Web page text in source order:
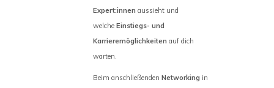
Expert:innen aussieht und
welche Einstiegs- und
Karrieremöglichkeiten auf dich
warten.
Beim anschließenden Networking in